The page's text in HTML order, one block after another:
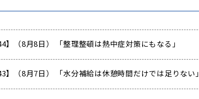
】（8月8日） 「整理整頓は熱中症対策にもなる」
】（8月7日） 「水分補給は休憩時間だけでは足りない」